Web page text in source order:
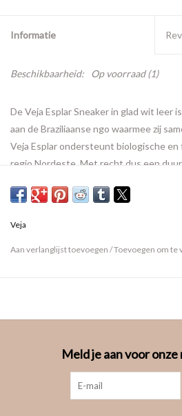
Informatie
Beschikbaarheid: Op voorraad(1)
De Veja Esplar Sneaker in glad wit leer
aan de Braziliaanse ngo waarmee zij
Veja Esplar ondersteunt biologische en
regio Nordeste. Met recht dus een
Veja
Aan verlanglijst toevoegen /Toevoegen om te
Meld je aan voor